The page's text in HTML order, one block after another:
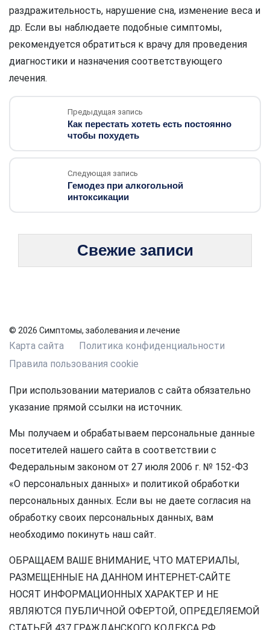
раздражительность, нарушение сна, изменение веса и
др. Если вы наблюдаете подобные симптомы,
рекомендуется обратиться к врачу для проведения
диагностики и назначения соответствующего
лечения.
Предыдущая запись
Как перестать хотеть есть постоянно
чтобы похудеть
Следующая запись
Гемодез при алкогольной
интоксикации
Свежие записи
© 2026 Симптомы, заболевания и лечение
Карта сайта
Политика конфиденциальности
Правила пользования cookie
При использовании материалов с сайта обязательно
указание прямой ссылки на источник.
Мы получаем и обрабатываем персональные данные
посетителей нашего сайта в соответствии с
Федеральным законом от 27 июля 2006 г. № 152-ФЗ
«О персональных данных» и политикой обработки
персональных данных. Если вы не даете согласия на
обработку своих персональных данных, вам
необходимо покинуть наш сайт.
ОБРАЩАЕМ ВАШЕ ВНИМАНИЕ, ЧТО МАТЕРИАЛЫ,
РАЗМЕЩЕННЫЕ НА ДАННОМ ИНТЕРНЕТ-САЙТЕ
НОСЯТ ИНФОРМАЦИОННЫХ ХАРАКТЕР И НЕ
ЯВЛЯЮТСЯ ПУБЛИЧНОЙ ОФЕРТОЙ, ОПРЕДЕЛЯЕМОЙ